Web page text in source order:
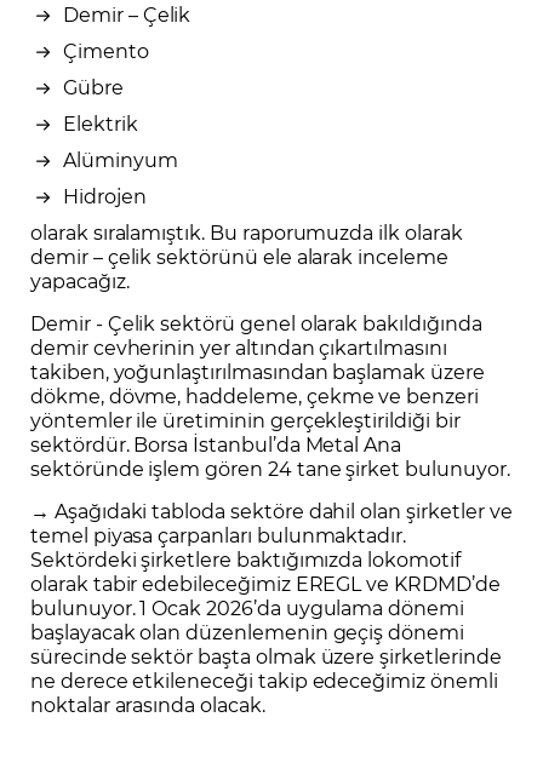
Demir – Çelik
Çimento
Gübre
Elektrik
Alüminyum
Hidrojen
olarak sıralamıştık. Bu raporumuzda ilk olarak
demir – çelik sektörünü ele alarak inceleme
yapacağız.
Demir - Çelik sektörü genel olarak bakıldığında
demir cevherinin yer altından çıkartılmasını
takiben, yoğunlaştırılmasından başlamak üzere
dökme, dövme, haddeleme, çekme ve benzeri
yöntemler ile üretiminin gerçekleştirildiği bir
sektördür. Borsa İstanbul’da Metal Ana
sektöründe işlem gören 24 tane şirket bulunuyor.
→ Aşağıdaki tabloda sektöre dahil olan şirketler ve
temel piyasa çarpanları bulunmaktadır.
Sektördeki şirketlere baktığımızda lokomotif
olarak tabir edebileceğimiz EREGL ve KRDMD’de
bulunuyor. 1 Ocak 2026’da uygulama dönemi
başlayacak olan düzenlemenin geçiş dönemi
sürecinde sektör başta olmak üzere şirketlerinde
ne derece etkileneceği takip edeceğimiz önemli
noktalar arasında olacak.